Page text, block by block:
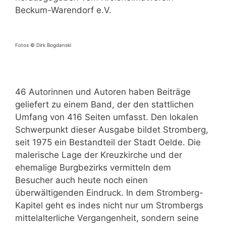
Beckum-Warendorf e.V.
Fotos © Dirk Bogdanski
46 Autorinnen und Autoren haben Beiträge
geliefert zu einem Band, der den stattlichen
Umfang von 416 Seiten umfasst. Den lokalen
Schwerpunkt dieser Ausgabe bildet Stromberg,
seit 1975 ein Bestandteil der Stadt Oelde. Die
malerische Lage der Kreuzkirche und der
ehemalige Burgbezirks vermitteln dem
Besucher auch heute noch einen
überwältigenden Eindruck. In dem Stromberg-
Kapitel geht es indes nicht nur um Strombergs
mittelalterliche Vergangenheit, sondern seine